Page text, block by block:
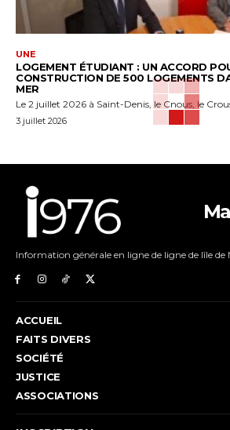
UNE
LOGEMENT ÉTUDIANT : UN ACCORD
CONSTRUCTION DE 500 LOGEMENTS
MER
Le 2 juillet 2026 à Saint-Denis, le Cnous, le
3 juillet 2026
Information générale en ligne de ligne de lîle de
ACCUEIL
FAITS DIVERS
SOCIÉTÉ
JUSTICE
ASSOCIATIONS